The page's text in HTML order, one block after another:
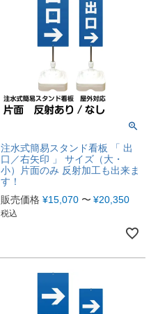
注水式簡易スタンド看板 「 出
口／右矢印 」 サイズ（大・
小）片面のみ 反射加工も出来ま
す！
販売価格 ¥15,070 〜 ¥20,350
税込